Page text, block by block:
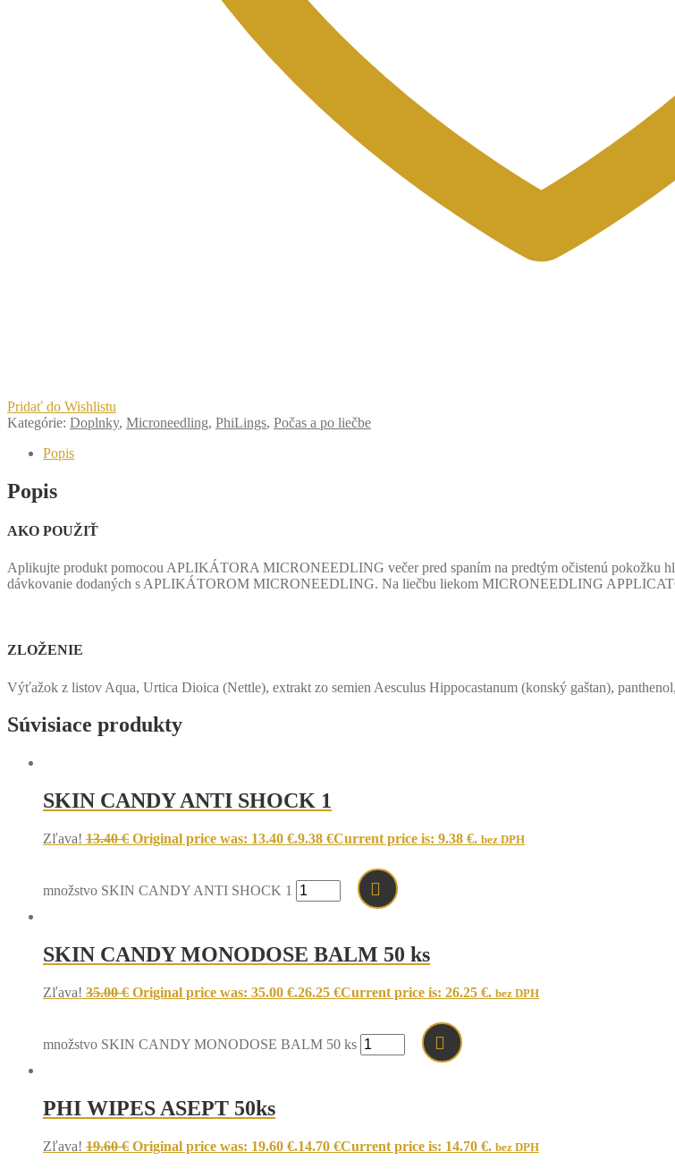
Pridať do Wishlistu
Kategórie: Doplnky, Microneedling, PhiLings, Počas a po liečbe
Popis
Popis
AKO POUŽIŤ
Aplikujte produkt pomocou APLIKÁTORA MICRONEEDLING večer pred spaním na predtým očistenú pokožku
dávkovanie dodaných s APLIKÁTOROM MICRONEEDLING. Na liečbu liekom MICRONEEDLING
ZLOŽENIE
Výťažok z listov Aqua, Urtica Dioica (Nettle), extrakt zo semien Aesculus Hippocastanum (konský gaštan),
Súvisiace produkty
SKIN CANDY ANTI SHOCK 1
Zľava! 13.40€ Original price was: 13.40 €.9.38 €Current price is: 9.38 €. bez DPH
množstvo SKIN CANDY ANTI SHOCK 1
SKIN CANDY MONODOSE BALM 50 ks
Zľava! 35.00€ Original price was: 35.00 €.26.25 €Current price is: 26.25 €. bez DPH
množstvo SKIN CANDY MONODOSE BALM 50 ks
PHI WIPES ASEPT 50ks
Zľava! 19.60€ Original price was: 19.60 €.14.70 €Current price is: 14.70 €. bez DPH